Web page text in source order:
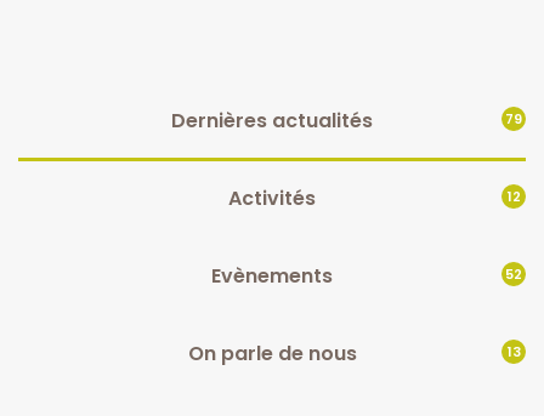
Dernières actualités 79
Activités 12
Evènements 52
On parle de nous 13